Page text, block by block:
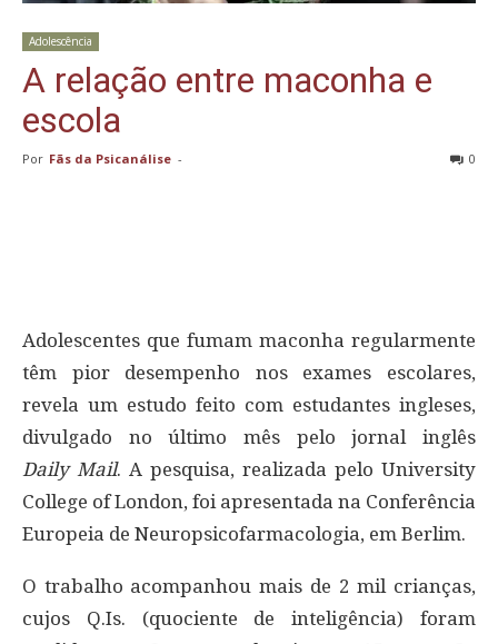
Adolescência
A relação entre maconha e
escola
Por Fãs da Psicanálise - 0
Adolescentes que fumam maconha regularmente
têm pior desempenho nos exames escolares,
revela um estudo feito com estudantes ingleses,
divulgado no último mês pelo jornal inglês
Daily Mail. A pesquisa, realizada pelo University
College of London, foi apresentada na Conferência
Europeia de Neuropsicofarmacologia, em Berlim.
O trabalho acompanhou mais de 2 mil crianças,
cujos Q.Is. (quociente de inteligência) foram